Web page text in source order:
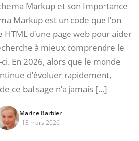
Markup et son Importance
Markup est un code que l’on
HTML d’une page web pour aider
à mieux comprendre le
En 2026, alors que le monde
d’évoluer rapidement,
ce balisage n’a jamais […]
Marine Barbier
13 mars 2026